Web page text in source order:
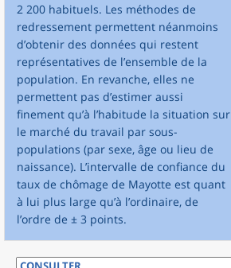
2 200 habituels. Les méthodes de
redressement permettent néanmoins
d’obtenir des données qui restent
représentatives de l’ensemble de la
population. En revanche, elles ne
permettent pas d’estimer aussi
finement qu’à l’habitude la situation sur
le marché du travail par sous-
populations (par sexe, âge ou lieu de
naissance). L’intervalle de confiance du
taux de chômage de Mayotte est quant
à lui plus large qu’à l’ordinaire, de
l’ordre de ± 3 points.